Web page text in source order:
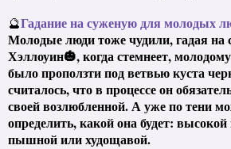
🔮Гадание на суженую для молодых
Молодые люди тоже чудили, гадая
Хэллоуин🎃, когда стемнеет,
было проползти под ветвью куста
считалось, что в процессе он
своей возлюбленной. А уже по тени
определить, какой она будет:
пышной или худощавой.